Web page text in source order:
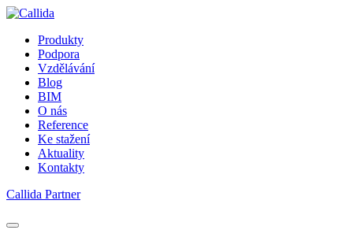
Produkty
Podpora
Vzdělávání
Blog
BIM
O nás
Reference
Ke stažení
Aktuality
Kontakty
Callida Partner